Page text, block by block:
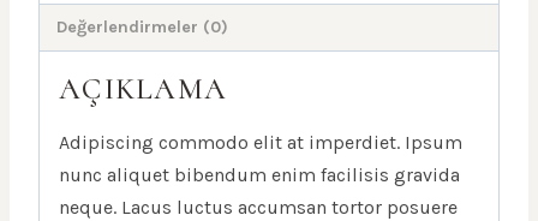
Değerlendirmeler (0)
AÇIKLAMA
Adipiscing commodo elit at imperdiet. Ipsum
nunc aliquet bibendum enim facilisis gravida
neque. Lacus luctus accumsan tortor posuere